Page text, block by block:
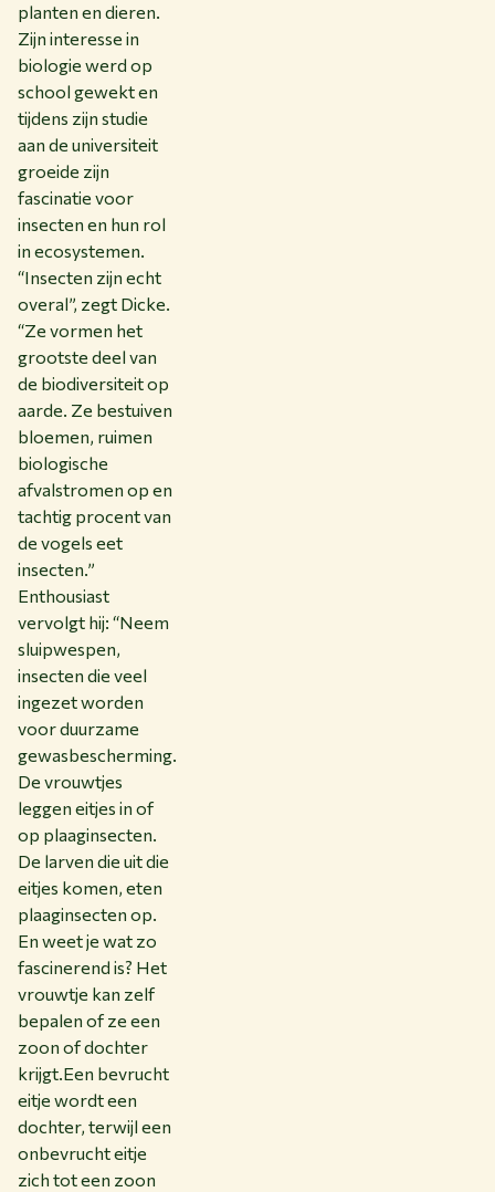
planten en dieren.
Zijn interesse in
biologie werd op
school gewekt en
tijdens zijn studie
aan de universiteit
groeide zijn
fascinatie voor
insecten en hun rol
in ecosystemen.
“Insecten zijn echt
overal”, zegt Dicke.
“Ze vormen het
grootste deel van
de biodiversiteit op
aarde. Ze bestuiven
bloemen, ruimen
biologische
afvalstromen op en
tachtig procent van
de vogels eet
insecten.”
Enthousiast
vervolgt hij: “Neem
sluipwespen,
insecten die veel
ingezet worden
voor duurzame
gewasbescherming.
De vrouwtjes
leggen eitjes in of
op plaaginsecten.
De larven die uit die
eitjes komen, eten
plaaginsecten op.
En weet je wat zo
fascinerend is? Het
vrouwtje kan zelf
bepalen of ze een
zoon of dochter
krijgt.Een bevrucht
eitje wordt een
dochter, terwijl een
onbevrucht eitje
zich tot een zoon